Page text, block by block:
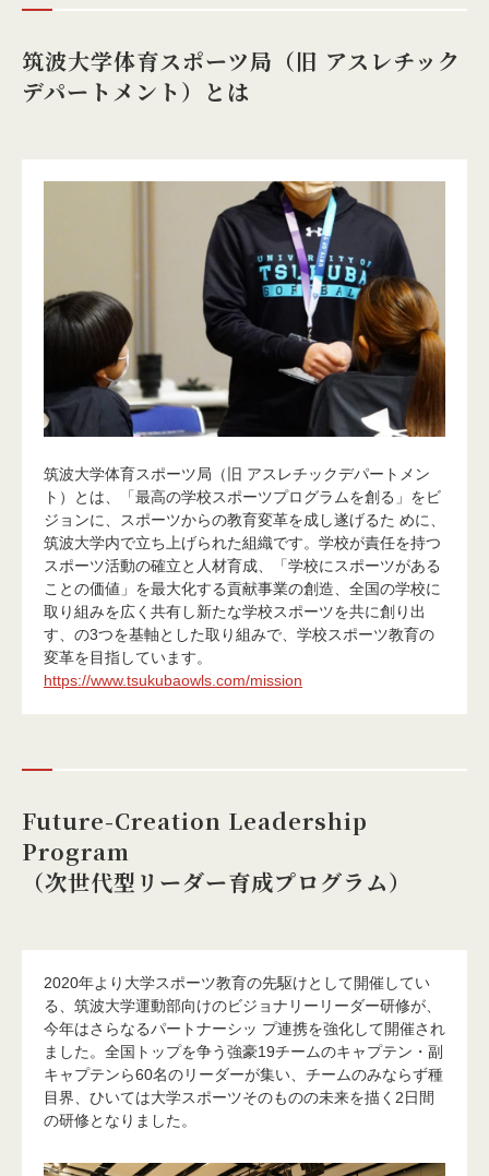
筑波大学体育スポーツ局（旧 アスレチック
デパートメント）とは
筑波大学体育スポーツ局（旧 アスレチックデパートメン
ト）とは、「最高の学校スポーツプログラムを創る」をビ
ジョンに、スポーツからの教育変革を成し遂げるた めに、
筑波大学内で立ち上げられた組織です。学校が責任を持つ
スポーツ活動の確立と人材育成、「学校にスポーツがある
ことの価値」を最大化する貢献事業の創造、全国の学校に
取り組みを広く共有し新たな学校スポーツを共に創り出
す、の3つを基軸とした取り組みで、学校スポーツ教育の
変革を目指しています。
https://www.tsukubaowls.com/mission
Future-Creation Leadership
Program
（次世代型リーダー育成プログラム）
2020年より大学スポーツ教育の先駆けとして開催してい
る、筑波大学運動部向けのビジョナリーリーダー研修が、
今年はさらなるパートナーシッ プ連携を強化して開催され
ました。全国トップを争う強豪19チームのキャプテン・副
キャプテンら60名のリーダーが集い、チームのみならず種
目界、ひいては大学スポーツそのものの未来を描く2日間
の研修となりました。